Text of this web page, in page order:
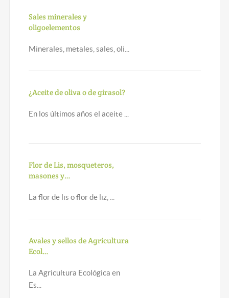
Sales minerales y
oligoelementos
Minerales, metales, sales, oli...
¿Aceite de oliva o de girasol?
En los últimos años el aceite ...
Flor de Lis, mosqueteros,
masones y…
La flor de lis o flor de liz, ...
Avales y sellos de Agricultura
Ecol…
La Agricultura Ecológica en
Es...